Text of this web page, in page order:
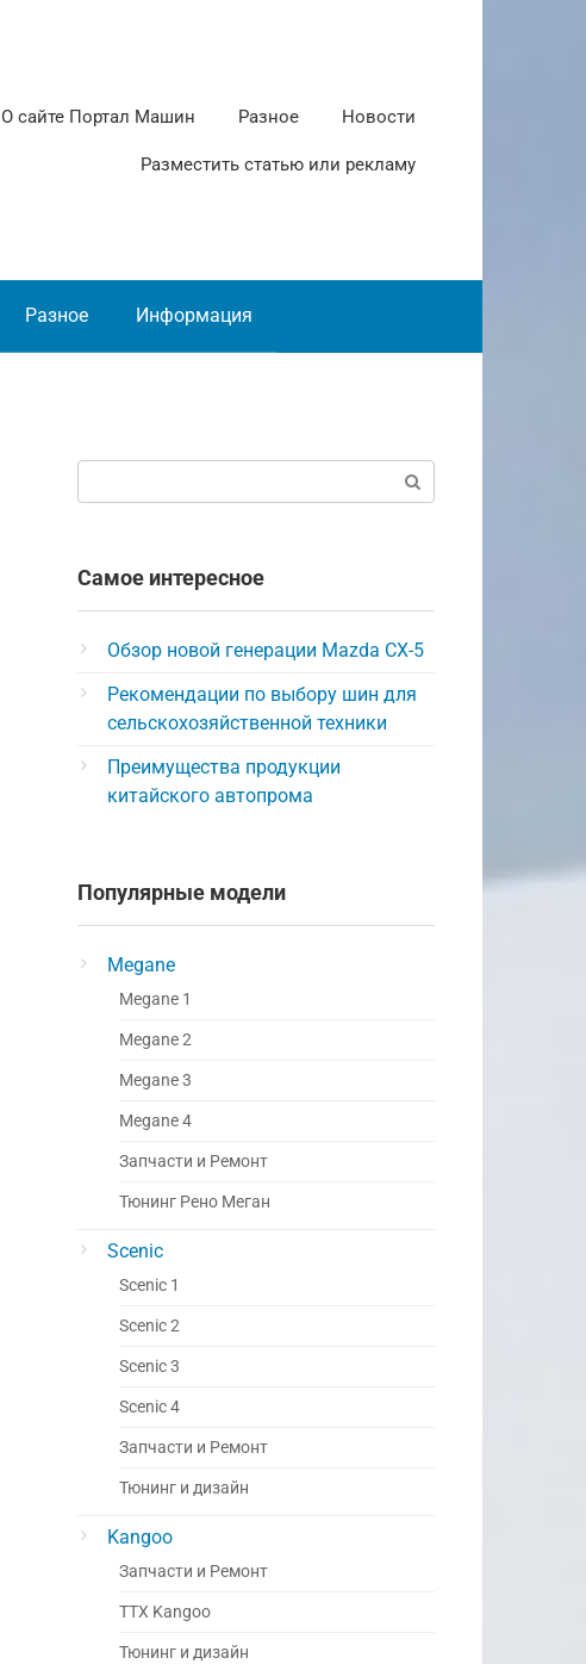
О сайте Портал Машин Разное Новости
Разместить статью или рекламу
Разное Информация
Самое интересное
Обзор новой генерации Mazda CX-5
Рекомендации по выбору шин для
сельскохозяйственной техники
Преимущества продукции
китайского автопрома
Популярные модели
Megane
Megane 1
Megane 2
Megane 3
Megane 4
Запчасти и Ремонт
Тюнинг Рено Меган
Scenic
Scenic 1
Scenic 2
Scenic 3
Scenic 4
Запчасти и Ремонт
Тюнинг и дизайн
Kangoo
Запчасти и Ремонт
ТТХ Kangoo
Тюнинг и дизайн